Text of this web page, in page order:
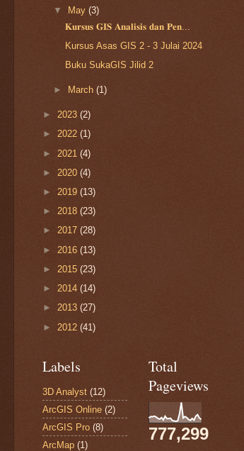
▼
May(3)
𝐊𝐮𝐫𝐬𝐮𝐬 𝐆𝐈𝐒 𝐀𝐧𝐚𝐥𝐢𝐬𝐢𝐬 𝐝𝐚𝐧 𝐏𝐞𝐧...
Kursus Asas GIS 2 - 3 Julai 2024
Buku SukaGIS Jilid 2
► March(1)
► 2023 (2)
► 2022 (1)
► 2021 (4)
► 2020 (4)
► 2019 (13)
► 2018 (23)
► 2017 (28)
► 2016 (13)
► 2015 (23)
► 2014 (14)
► 2013 (27)
► 2012 (41)
Labels
3D Analyst (12)
ArcGIS Online (2)
ArcGIS Pro (8)
ArcMap (1)
Total
Pageviews
777,299